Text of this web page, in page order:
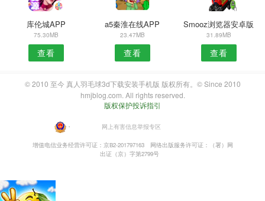
库伦城APP
75.30MB
查看
a5秦淮在线APP
23.47MB
查看
Smooz浏览器安卓版
31.89MB
查看
© 2010 至今 真人羽毛球3d下载安装手机版 版权所有。© Since 2010
hmjblog.com. All rights reserved.
版权保护投诉指引
・ 网上有害信息举报专区
增值电信业务经营许可证：京B2-201797163
网络出版服务许可证：（署）网
出证（京）字第2799号